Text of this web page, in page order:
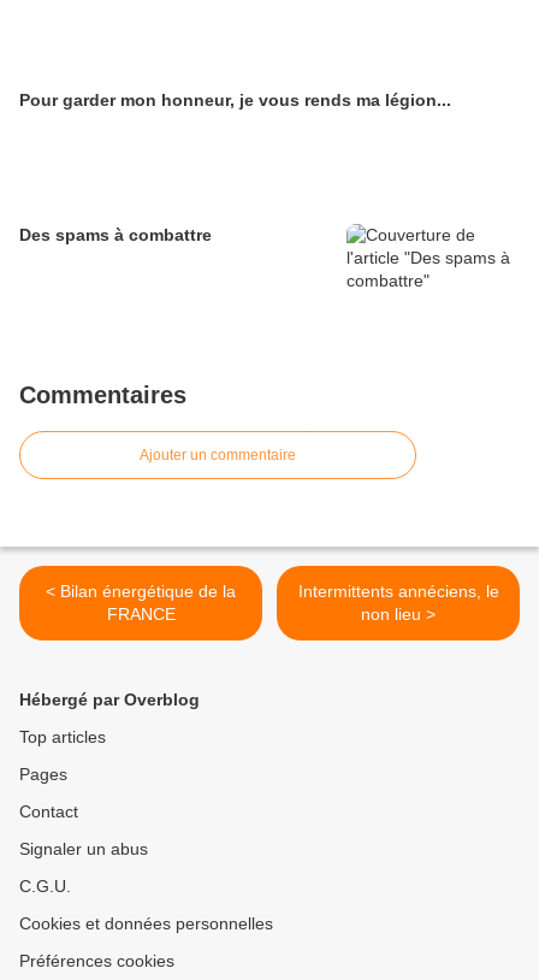
Pour garder mon honneur, je vous rends ma légion...
Des spams à combattre
Commentaires
Ajouter un commentaire
< Bilan énergétique de la
FRANCE
Intermittents annéciens, le
non lieu >
Hébergé par Overblog
Top articles
Pages
Contact
Signaler un abus
C.G.U.
Cookies et données personnelles
Préférences cookies